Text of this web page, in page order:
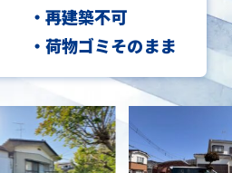
再建築不可
荷物ゴミそのまま